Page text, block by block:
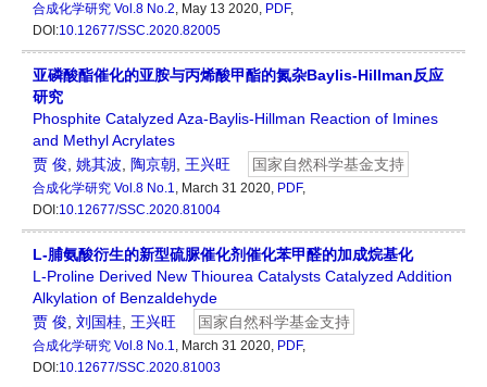
合成化学研究 Vol.8 No.2, May 13 2020, PDF,
DOI:10.12677/SSC.2020.82005
亚磷酸酯催化的亚胺与丙烯酸甲酯的氮杂Baylis-Hillman反应
研究
Phosphite Catalyzed Aza-Baylis-Hillman Reaction of Imines
and Methyl Acrylates
贾 俊, 姚其波, 陶京朝, 王兴旺 国家自然科学基金支持
合成化学研究 Vol.8 No.1, March 31 2020, PDF,
DOI:10.12677/SSC.2020.81004
L-脯氨酸衍生的新型硫脲催化剂催化苯甲醛的加成烷基化
L-Proline Derived New Thiourea Catalysts Catalyzed Addition
Alkylation of Benzaldehyde
贾 俊, 刘国桂, 王兴旺 国家自然科学基金支持
合成化学研究 Vol.8 No.1, March 31 2020, PDF,
DOI:10.12677/SSC.2020.81003